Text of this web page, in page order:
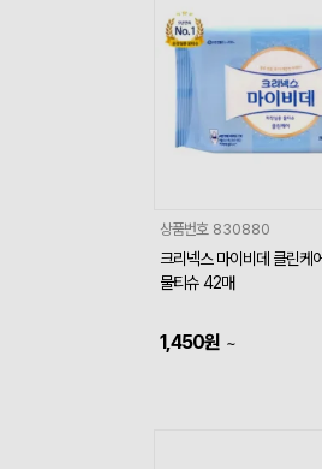
상품번호 830880
크리넥스 마이비데 클린케
물티슈 42매
1,450원 ~